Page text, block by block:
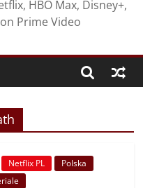
HBO Max, Disney+,
Prime Video
Netflix PL
Polska